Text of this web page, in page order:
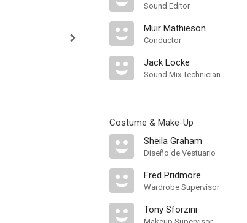
Sound Editor
Muir Mathieson
Conductor
Jack Locke
Sound Mix Technician
Costume & Make-Up
Sheila Graham
Diseño de Vestuario
Fred Pridmore
Wardrobe Supervisor
Tony Sforzini